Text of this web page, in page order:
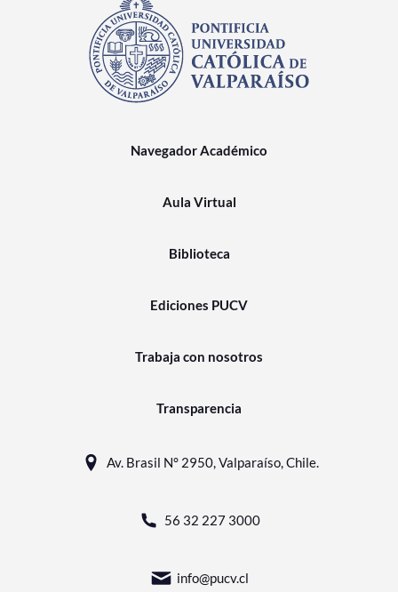
Navegador Académico
Aula Virtual
Biblioteca
Ediciones PUCV
Trabaja con nosotros
Transparencia
Av. Brasil N° 2950, Valparaíso, Chile.
56 32 227 3000
info@pucv.cl